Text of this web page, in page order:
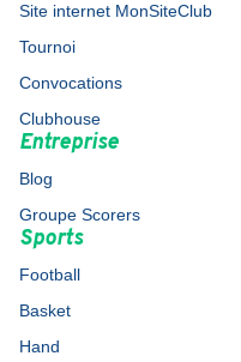
Site internet MonSiteClub
Tournoi
Convocations
Clubhouse
Entreprise
Blog
Groupe Scorers
Sports
Football
Basket
Hand